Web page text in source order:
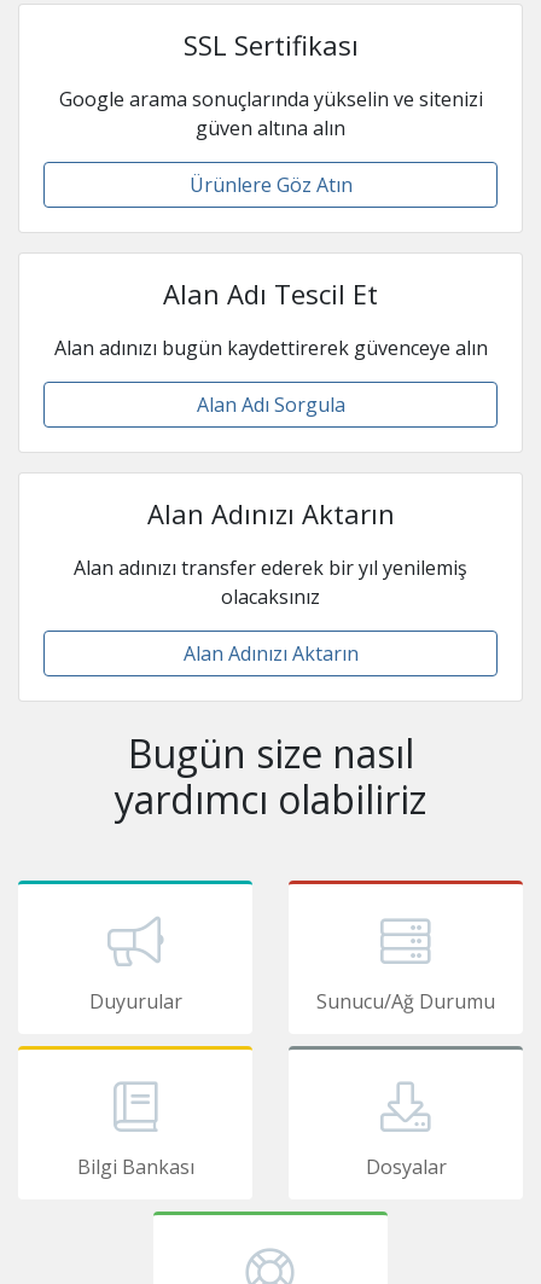
SSL Sertifikası
Google arama sonuçlarında yükselin ve sitenizi
güven altına alın
Ürünlere Göz Atın
Alan Adı Tescil Et
Alan adınızı bugün kaydettirerek güvenceye alın
Alan Adı Sorgula
Alan Adınızı Aktarın
Alan adınızı transfer ederek bir yıl yenilemiş
olacaksınız
Alan Adınızı Aktarın
Bugün size nasıl
yardımcı olabiliriz
Duyurular Sunucu/Ağ Durumu
Bilgi Bankası Dosyalar